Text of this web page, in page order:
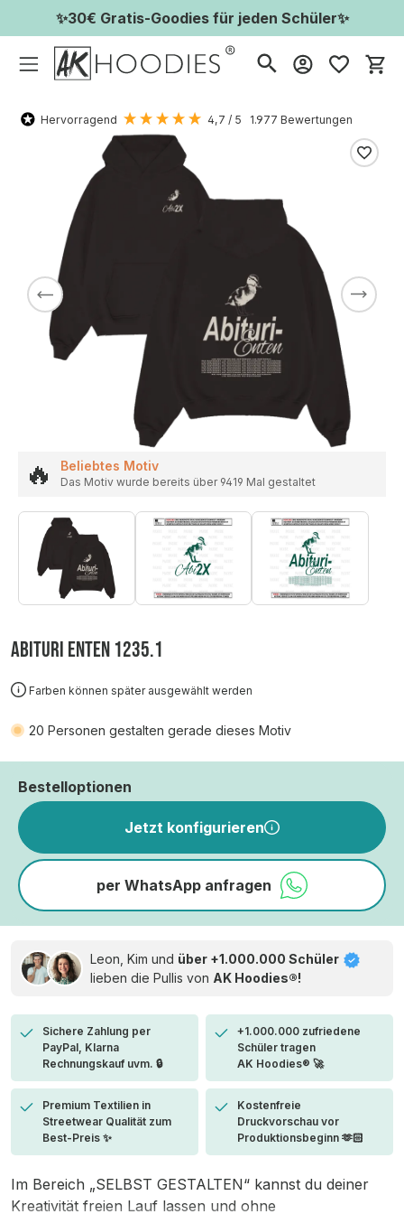
✨30€ Gratis-Goodies für jeden Schüler✨
Hervorragend 4,7 / 5 1.977 Bewertungen
🔥 Beliebtes Motiv
Das Motiv wurde bereits über 9419 Mal gestaltet
ABITURI ENTEN 1235.1
Farben können später ausgewählt werden
20 Personen gestalten gerade dieses Motiv
Bestelloptionen
Jetzt konfigurieren
per WhatsApp anfragen
Leon, Kim und über +1.000.000 Schüler
lieben die Pullis von AK Hoodies®!
Sichere Zahlung per
PayPal, Klarna
Rechnungskauf uvm. 🔒
+1.000.000 zufriedene
Schüler tragen
AK Hoodies® 🚀
Premium Textilien in
Streetwear Qualität zum
Best-Preis ✨
Kostenfreie
Druckvorschau vor
Produktionsbeginn 🫶🏻
Im Bereich „SELBST GESTALTEN“ kannst du deiner
Kreativität freien Lauf lassen und ohne